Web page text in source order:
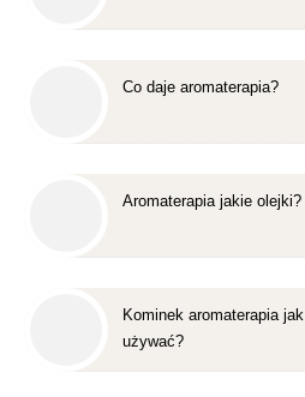
Co daje aromaterapia?
Aromaterapia jakie olejki?
Kominek aromaterapia jak
używać?